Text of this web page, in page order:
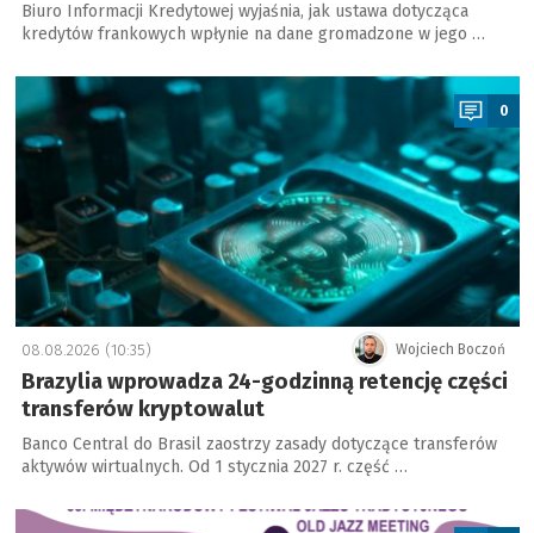
Biuro Informacji Kredytowej wyjaśnia, jak ustawa dotycząca
kredytów frankowych wpłynie na dane gromadzone w jego …
a
0
Wojciech Boczoń
08.08.2026 (10:35)
Brazylia wprowadza 24-godzinną retencję części
transferów kryptowalut
Banco Central do Brasil zaostrzy zasady dotyczące transferów
aktywów wirtualnych. Od 1 stycznia 2027 r. część …
a